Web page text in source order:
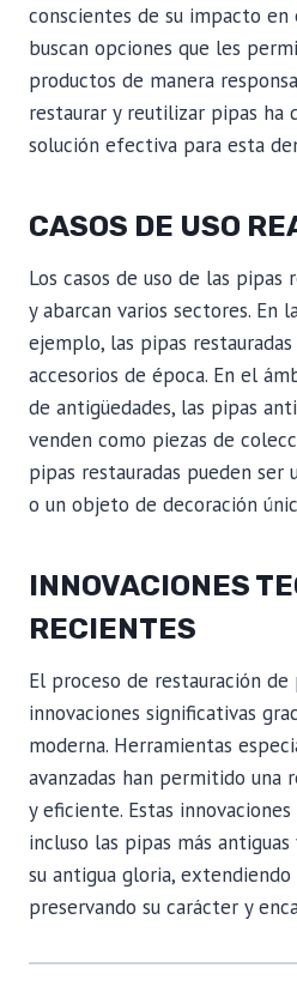
conscientes de su impacto
buscan opciones que les
productos de manera
restaurar y reutilizar pipas ha
solución efectiva para esta
CASOS DE USO
Los casos de uso de las pipas
y abarcan varios sectores. En
ejemplo, las pipas
accesorios de época. En el
de antigüedades, las pipas
venden como piezas de
pipas restauradas pueden ser
o un objeto de decoración
INNOVACIONES
RECIENTES
El proceso de restauración
innovaciones significativas
moderna. Herramientas
avanzadas han permitido una
y eficiente. Estas
incluso las pipas más
su antigua gloria,
preservando su carácter y